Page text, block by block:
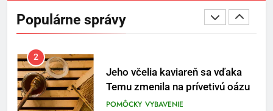
Populárne správy
Temu zmenila na prívetivú oázu
POMÔCKY
3
Povinná výbava motorkára:
bezpečnosť na prvom mieste
POMÔCKY VYBAVENIE